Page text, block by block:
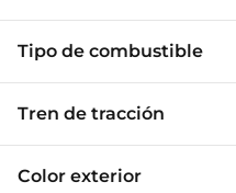
Tipo de combustible
Tren de tracción
Color exterior